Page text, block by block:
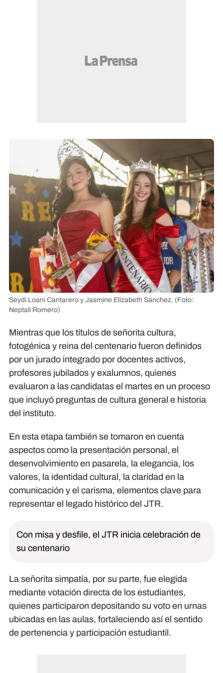
Seydi Loani Cantarero y Jasmine Elizabeth Sánchez. (Foto:
Neptalí Romero)
Mientras que los títulos de señorita cultura,
fotogénica y reina del centenario fueron definidos
por un jurado integrado por docentes activos,
profesores jubilados y exalumnos, quienes
evaluaron a las candidatas el martes en un proceso
que incluyó preguntas de cultura general e historia
del instituto.
En esta etapa también se tomaron en cuenta
aspectos como la presentación personal, el
desenvolvimiento en pasarela, la elegancia, los
valores, la identidad cultural, la claridad en la
comunicación y el carisma, elementos clave para
representar el legado histórico del JTR.
Con misa y desfile, el JTR inicia celebración de
su centenario
La señorita simpatía, por su parte, fue elegida
mediante votación directa de los estudiantes,
quienes participaron depositando su voto en urnas
ubicadas en las aulas, fortaleciendo así el sentido
de pertenencia y participación estudiantil.